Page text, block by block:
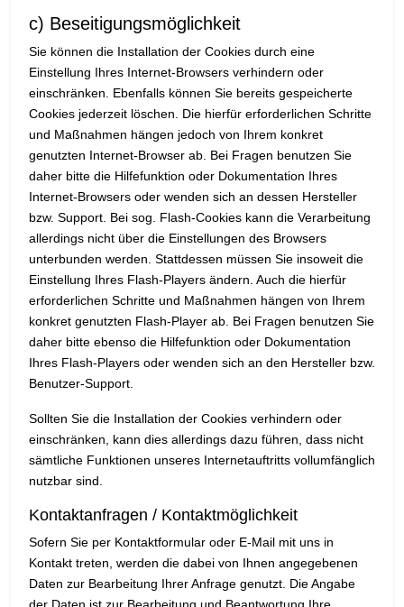
c) Beseitigungsmöglichkeit
Sie können die Installation der Cookies durch eine
Einstellung Ihres Internet-Browsers verhindern oder
einschränken. Ebenfalls können Sie bereits gespeicherte
Cookies jederzeit löschen. Die hierfür erforderlichen Schritte
und Maßnahmen hängen jedoch von Ihrem konkret
genutzten Internet-Browser ab. Bei Fragen benutzen Sie
daher bitte die Hilfefunktion oder Dokumentation Ihres
Internet-Browsers oder wenden sich an dessen Hersteller
bzw. Support. Bei sog. Flash-Cookies kann die Verarbeitung
allerdings nicht über die Einstellungen des Browsers
unterbunden werden. Stattdessen müssen Sie insoweit die
Einstellung Ihres Flash-Players ändern. Auch die hierfür
erforderlichen Schritte und Maßnahmen hängen von Ihrem
konkret genutzten Flash-Player ab. Bei Fragen benutzen Sie
daher bitte ebenso die Hilfefunktion oder Dokumentation
Ihres Flash-Players oder wenden sich an den Hersteller bzw.
Benutzer-Support.
Sollten Sie die Installation der Cookies verhindern oder
einschränken, kann dies allerdings dazu führen, dass nicht
sämtliche Funktionen unseres Internetauftritts vollumfänglich
nutzbar sind.
Kontaktanfragen / Kontaktmöglichkeit
Sofern Sie per Kontaktformular oder E-Mail mit uns in
Kontakt treten, werden die dabei von Ihnen angegebenen
Daten zur Bearbeitung Ihrer Anfrage genutzt. Die Angabe